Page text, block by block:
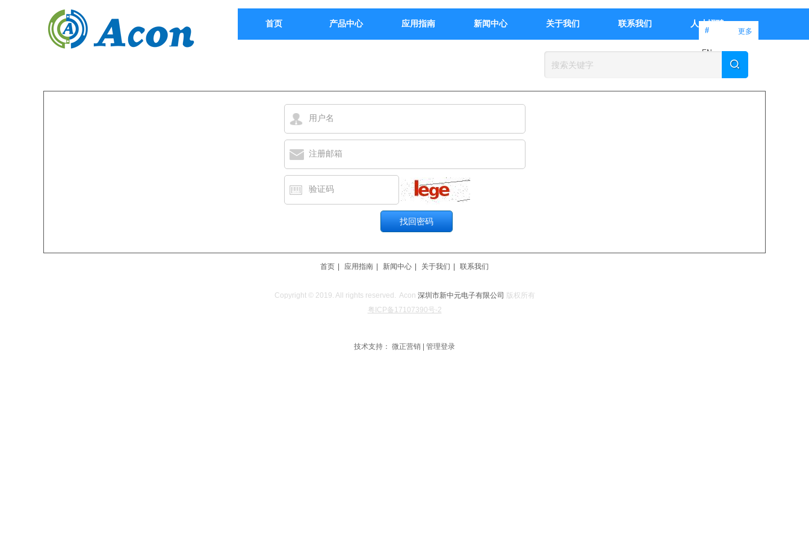
# 更多
EN
首页 产品中心 应用指南 新闻中心 关于我们 联系我们 人才招聘
用户名
注册邮箱
验证码
首页 应用指南 新闻中心 关于我们 联系我们
Copyright © 2019. All rights reserved. Acon 深圳市新中元电子有限公司 版权所有
粤ICP备17107390号-2
技术支持： 微正营销 管理登录